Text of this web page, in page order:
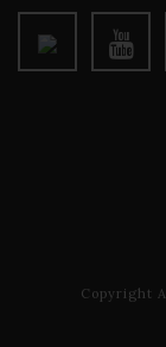
Copyright